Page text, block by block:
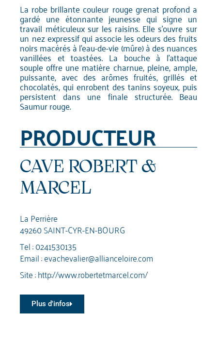
La robe brillante couleur rouge grenat profond a
gardé une étonnante jeunesse qui signe un
travail méticuleux sur les raisins. Elle s'ouvre sur
un nez expressif qui associe les odeurs des fruits
noirs macérés à l'eau-de-vie (mûre) à des nuances
vanillées et toastées. La bouche à l'attaque
souple offre une matière charnue, pleine, ample,
puissante, avec des arômes fruités, grillés et
chocolatés, qui enrobent des tanins soyeux, puis
persistent dans une finale structurée. Beau
Saumur rouge.
PRODUCTEUR
CAVE ROBERT &
MARCEL
La Perrière
49260 SAINT-CYR-EN-BOURG
Tel :0241530135
Email :evachevalier@allianceloire.com
Site :http://www.robertetmarcel.com/
Plus d'infos